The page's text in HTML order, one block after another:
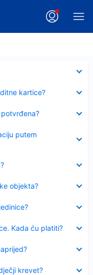
kartice?
putem
objekta?
Kada ću platiti?
krevet?